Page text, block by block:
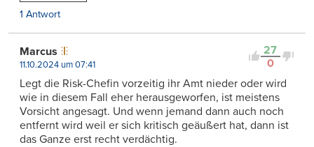
1 Antwort
27
0
Marcus
11.10.2024 um 07:41
Legt die Risk-Chefin vorzeitig ihr Amt nieder oder wird
wie in diesem Fall eher herausgeworfen, ist meistens
Vorsicht angesagt. Und wenn jemand dann auch noch
entfernt wird weil er sich kritisch geäußert hat, dann ist
das Ganze erst recht verdächtig.